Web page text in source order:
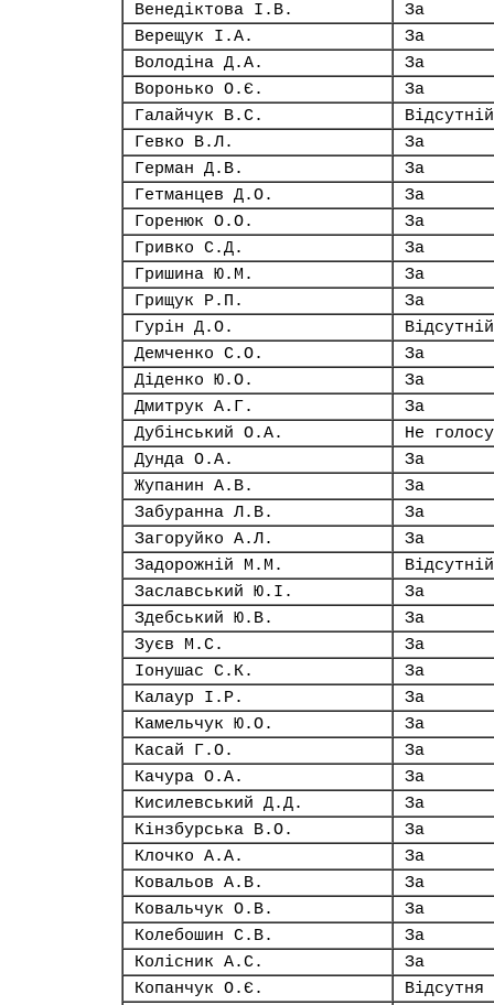
Венедіктова І.В.
За
Верещук І.А.
За
Володіна Д.А.
За
Воронько О.Є.
За
Галайчук В.С.
Відсутній
Гевко В.Л.
За
Герман Д.В.
За
Гетманцев Д.О.
За
Горенюк О.О.
За
Гривко С.Д.
За
Гришина Ю.М.
За
Грищук Р.П.
За
Гурін Д.О.
Відсутній
Демченко С.О.
За
Діденко Ю.О.
За
Дмитрук А.Г.
За
Дубінський О.А.
Не
Дунда О.А.
За
Жупанин А.В.
За
Забуранна Л.В.
За
Загоруйко А.Л.
За
Задорожній М.М.
Відсутній
Заславський Ю.І.
За
Здебський Ю.В.
За
Зуєв М.С.
За
Іонушас С.К.
За
Калаур І.Р.
За
Камельчук Ю.О.
За
Касай Г.О.
За
Качура О.А.
За
Кисилевський Д.Д.
За
Кінзбурська В.О.
За
Клочко А.А.
За
Ковальов А.В.
За
Ковальчук О.В.
За
Колебошин С.В.
За
Колісник А.С.
За
Копанчук О.Є.
Відсутня